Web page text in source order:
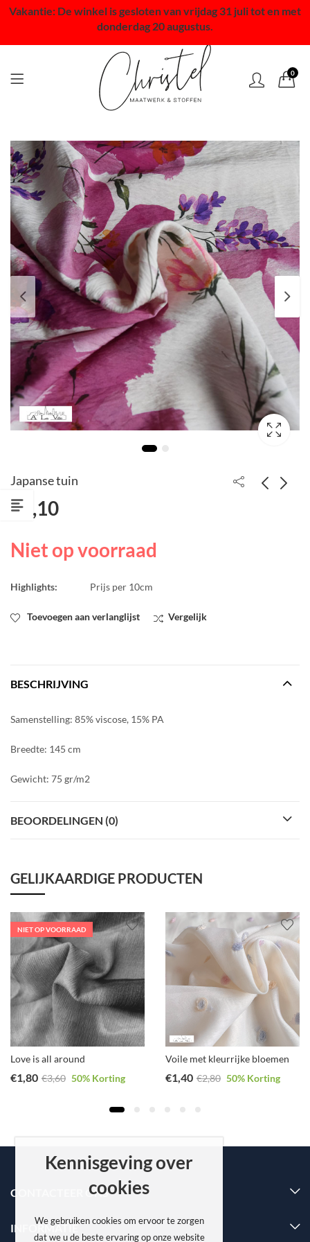
Vakantie: De winkel is gesloten van vrijdag 31 juli tot en met
donderdag 20 augustus.
0
Japanse tuin
€3,10
Niet op voorraad
Highlights: Prijs per 10cm
Toevoegen aan verlanglijst Vergelijk
BESCHRIJVING
Samenstelling: 85% viscose, 15% PA
Breedte: 145 cm
Gewicht: 75 gr/m2
BEOORDELINGEN (0)
GELIJKAARDIGE PRODUCTEN
NIET OP VOORRAAD
Love is all around
€1,80 €3,60 50% Korting
Voile met kleurrijke bloemen
€1,40 €2,80 50% Korting
CONTACTEER ONS
INFORMATIE
Kennisgeving over
cookies
We gebruiken cookies om ervoor te zorgen
dat we u de beste ervaring op onze website